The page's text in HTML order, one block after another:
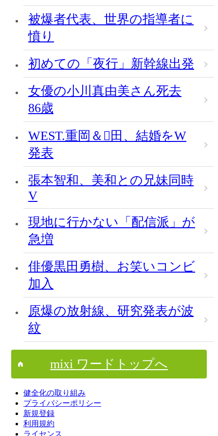
被爆者代表、世界の指導者に
憤り
初めての「夜行」新幹線出発
女優の小川真由美さん死去
86歳
WEST.重岡＆田、結婚をW
発表
張本智和、美和との兄妹同時
V
現地に行かない「配信派」が
急増
俳優黒田勇樹、お笑いコンビ
加入
原爆の放射線、研究発表が波
紋
mixi ワードトップへ
健全化の取り組み
プライバシーポリシー
新規登録
利用規約
ライセンス